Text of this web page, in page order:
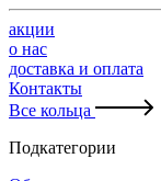
акции
о нас
доставка и оплата
Контакты
Все кольца
Подкатегории